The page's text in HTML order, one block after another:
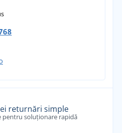
returnări simple
pentru soluționare rapidă